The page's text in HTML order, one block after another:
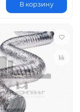
В корзину